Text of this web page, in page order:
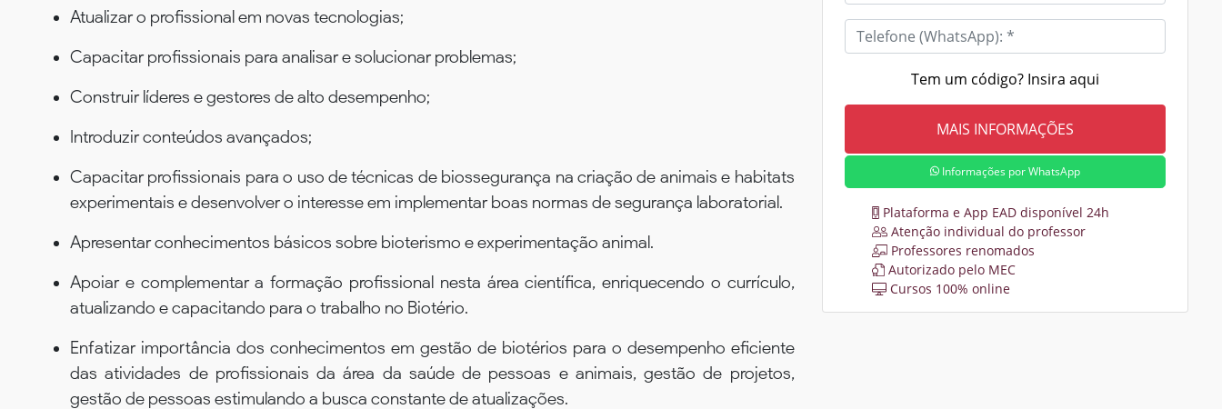
Atualizar o profissional em novas tecnologias;
Capacitar profissionais para analisar e solucionar problemas;
Construir líderes e gestores de alto desempenho;
Introduzir conteúdos avançados;
Capacitar profissionais para o uso de técnicas de biossegurança na criação de animais e habitats
experimentais e desenvolver o interesse em implementar boas normas de segurança laboratorial.
Apresentar conhecimentos básicos sobre bioterismo e experimentação animal.
Apoiar e complementar a formação profissional nesta área científica, enriquecendo o currículo,
atualizando e capacitando para o trabalho no Biotério.
Enfatizar importância dos conhecimentos em gestão de biotérios para o desempenho eficiente
das atividades de profissionais da área da saúde de pessoas e animais, gestão de projetos,
gestão de pessoas estimulando a busca constante de atualizações.
Tem um código? Insira aqui
Informações por WhatsApp
Plataforma e App EAD disponível 24h
Atenção individual do professor
Professores renomados
Autorizado pelo MEC
Cursos 100% online